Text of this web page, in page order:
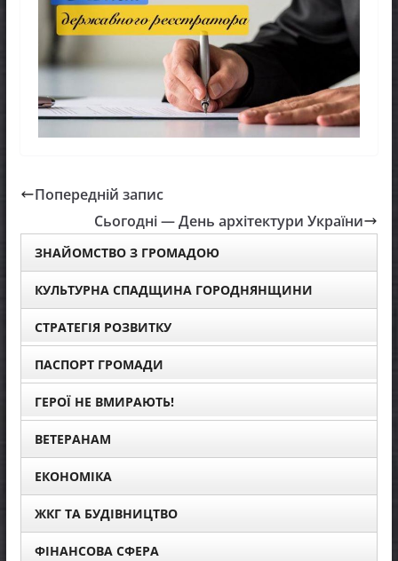
Попередній запис
Сьогодні — День архітектури України
ЗНАЙОМСТВО З ГРОМАДОЮ
КУЛЬТУРНА СПАДЩИНА ГОРОДНЯНЩИНИ
СТРАТЕГІЯ РОЗВИТКУ
ПАСПОРТ ГРОМАДИ
ГЕРОЇ НЕ ВМИРАЮТЬ!
ВЕТЕРАНАМ
ЕКОНОМІКА
ЖКГ ТА БУДІВНИЦТВО
ФІНАНСОВА СФЕРА